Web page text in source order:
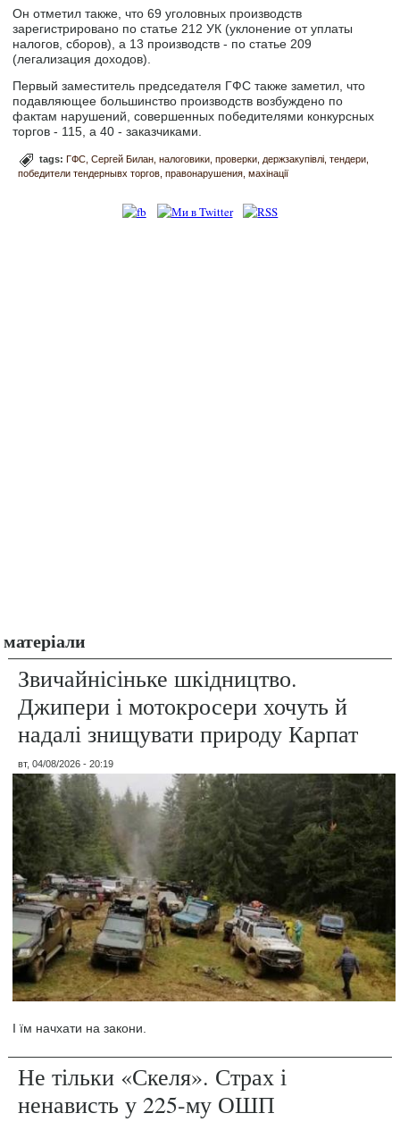
Он отметил также, что 69 уголовных производств
зарегистрировано по статье 212 УК (уклонение от уплаты
налогов, сборов), а 13 производств - по статье 209
(легализация доходов).
Первый заместитель председателя ГФС также заметил, что
подавляющее большинство производств возбуждено по
фактам нарушений, совершенных победителями конкурсных
торгов - 115, а 40 - заказчиками.
tags:ГФС Сергей Билан налоговики проверки держзакупівлі тендери
победители тендернывх торгов правонарушения махінації
матеріали
Звичайнісіньке шкідництво.
Джипери і мотокросери хочуть й
надалі знищувати природу Карпат
вт, 04/08/2026 - 20:19
І їм начхати на закони.
Не тільки «Скеля». Страх і
ненависть у 225-му ОШП